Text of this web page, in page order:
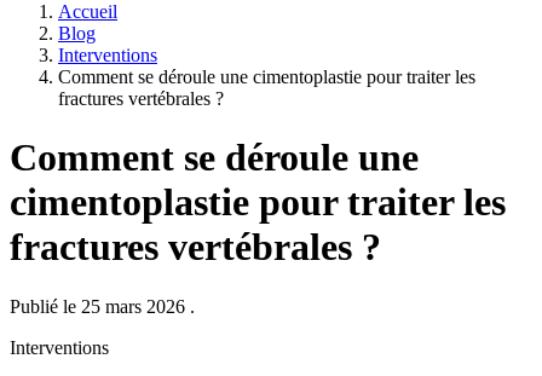
Accueil
Blog
Interventions
Comment se déroule une cimentoplastie pour traiter les
fractures vertébrales ?
Comment se déroule une
cimentoplastie pour traiter les
fractures vertébrales ?
Publié le 25 mars 2026 .
Interventions